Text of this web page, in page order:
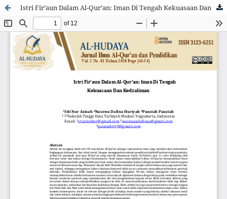
Istri Fir’aun Dalam Al-Qur’an: Iman Di Tengah Kekuasaan Dan Kedzaliman